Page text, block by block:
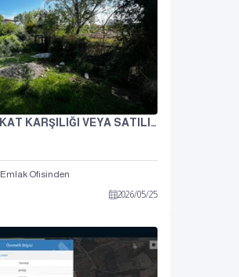
🌿 ŞİLE SAHİLKÖY’DE KAT KARŞILIĞI VEYA SATILIK ARSA FIRSATI 🌿
Emlak Ofisinden
2026/05/25